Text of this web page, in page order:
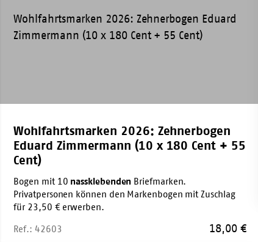
Wohlfahrtsmarken 2026: Zehnerbogen
Eduard Zimmermann (10 x 180 Cent + 55
Cent)
Bogen mit 10 nassklebenden Briefmarken.
Privatpersonen können den Markenbogen mit Zuschlag
für 23,50 € erwerben.
Ref.: 42603 18,00 €
Zimmermann
(10
+
Cent)